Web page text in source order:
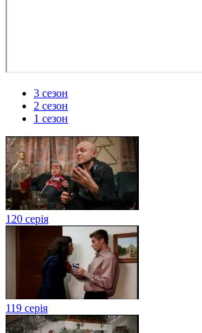
3 сезон
2 сезон
1 сезон
120 серія
119 серія